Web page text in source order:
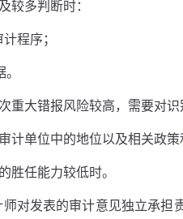
较多判断时：
程序；
重大错报风险较高，需要对
计单位中的地位以及相关政
胜任能力较低时。
对发表的审计意见独立承